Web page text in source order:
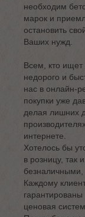
необходим
марок и
остановить
Ваших нужд.
Всем, кто
недорого и
нас в онлайн-
покупки уже
делая лишних
интернете.
Хотелось бы
в розницу, так
безналичными,
Каждому
ценовая